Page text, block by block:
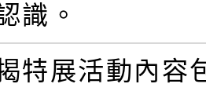
識。
特展活動內容